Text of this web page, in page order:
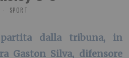
SPORT
dalla tribuna, in
Gaston Silva, difensore